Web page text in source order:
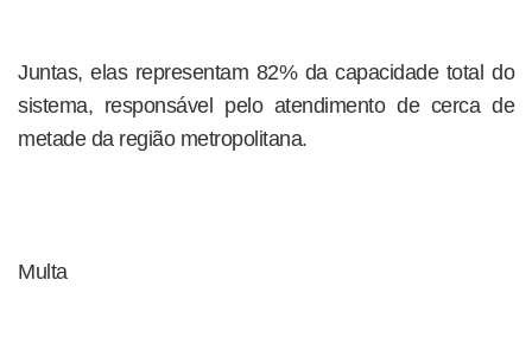
Juntas, elas representam 82% da capacidade total do
sistema, responsável pelo atendimento de cerca de
metade da região metropolitana.
Multa